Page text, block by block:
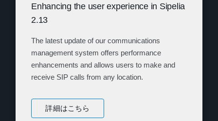
Enhancing the user experience in Sipelia
2.13
The latest update of our communications
management system offers performance
enhancements and allows users to make and
receive SIP calls from any location.
詳細はこちら